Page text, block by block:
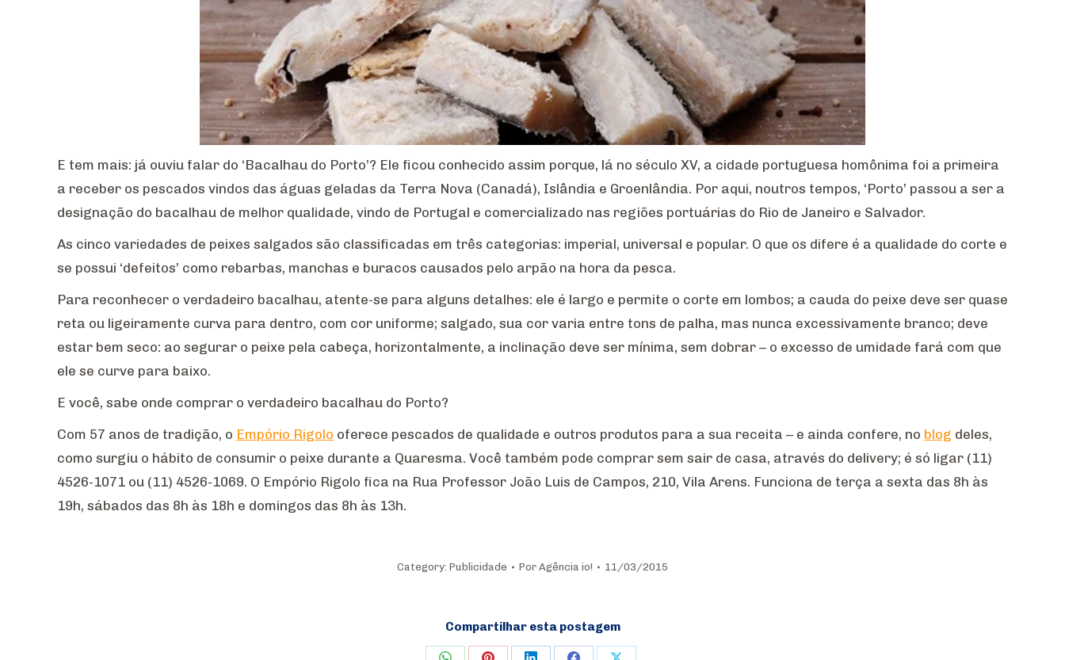
E tem mais: já ouviu falar do ‘Bacalhau do Porto’? Ele ficou conhecido assim porque, lá no século XV, a cidade portuguesa homônima foi a primeira
a receber os pescados vindos das águas geladas da Terra Nova (Canadá), Islândia e Groenlândia. Por aqui, noutros tempos, ‘Porto’ passou a ser a
designação do bacalhau de melhor qualidade, vindo de Portugal e comercializado nas regiões portuárias do Rio de Janeiro e Salvador.
As cinco variedades de peixes salgados são classificadas em três categorias: imperial, universal e popular. O que os difere é a qualidade do corte e
se possui ‘defeitos’ como rebarbas, manchas e buracos causados pelo arpão na hora da pesca.
Para reconhecer o verdadeiro bacalhau, atente-se para alguns detalhes: ele é largo e permite o corte em lombos; a cauda do peixe deve ser quase
reta ou ligeiramente curva para dentro, com cor uniforme; salgado, sua cor varia entre tons de palha, mas nunca excessivamente branco; deve
estar bem seco: ao segurar o peixe pela cabeça, horizontalmente, a inclinação deve ser mínima, sem dobrar – o excesso de umidade fará com que
ele se curve para baixo.
E você, sabe onde comprar o verdadeiro bacalhau do Porto?
Com 57 anos de tradição, o Empório Rigolo oferece pescados de qualidade e outros produtos para a sua receita – e ainda confere, no blog deles,
como surgiu o hábito de consumir o peixe durante a Quaresma. Você também pode comprar sem sair de casa, através do delivery; é só ligar (11)
4526-1071 ou (11) 4526-1069. O Empório Rigolo fica na Rua Professor João Luis de Campos, 210, Vila Arens. Funciona de terça a sexta das 8h às
19h, sábados das 8h às 18h e domingos das 8h às 13h.
Category: Publicidade Por Agência io! 11/03/2015
Compartilhar esta postagem